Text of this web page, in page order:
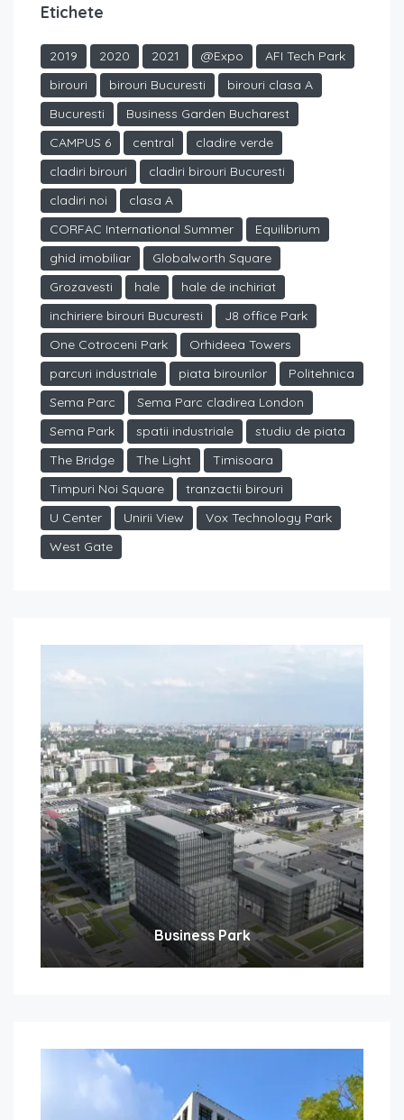
Etichete
2019 2020 2021 @Expo
AFI Tech Park
birouri
birouri Bucuresti
birouri clasa A
Bucuresti
Business Garden Bucharest
CAMPUS 6
central
cladire verde
cladiri birouri
cladiri birouri Bucuresti
cladiri noi
clasa A
CORFAC International Summer
Equilibrium
ghid imobiliar
Globalworth Square
Grozavesti
hale
hale de inchiriat
inchiriere birouri Bucuresti
J8 office Park
One Cotroceni Park
Orhideea Towers
parcuri industriale
piata birourilor
Politehnica
Sema Parc
Sema Parc cladirea London
Sema Park
spatii industriale
studiu de piata
The Bridge
The Light
Timisoara
Timpuri Noi Square
tranzactii birouri
U Center
Unirii View
Vox Technology Park
West Gate
Business Park